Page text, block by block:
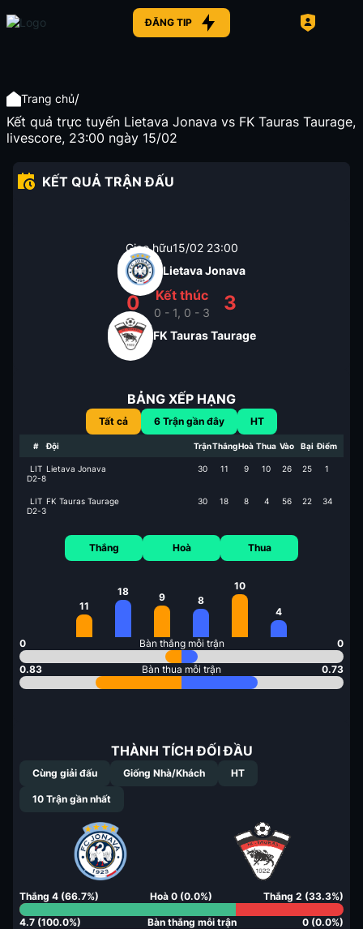
ĐĂNG TIP
Trang chủ/
Kết quả trực tuyến Lietava Jonava vs FK Tauras Taurage,
livescore, 23:00 ngày 15/02
KẾT QUẢ TRẬN ĐẤU
Giao hữu15/02 23:00
Lietava Jonava
0 Kết thúc
0 - 1, 0 - 3 3
FK Tauras Taurage
BẢNG XẾP HẠNG
Tất cả 6 Trận gần đây HT
# Đội TrậnThắngHoà Thua Vào Bại Điểm
LIT
D2-8
Lietava Jonava 30 11 9 10 26 25 1
LIT
D2-3
FK Tauras Taurage 30 18 8 4 56 22 34
Thắng
11
18
Hoà
9 8
Thua
10
4
0 Bàn thắng mỗi trận 0
0.83 Bàn thua mỗi trận 0.73
THÀNH TÍCH ĐỐI ĐẦU
Cùng giải đấu Giống Nhà/Khách HT
10 Trận gần nhất
Thắng 4 (66.7%) Hoà 0 (0.0%) Thắng 2 (33.3%)
4.7 (100.0%) Bàn thắng mỗi trận 0 (0.0%)